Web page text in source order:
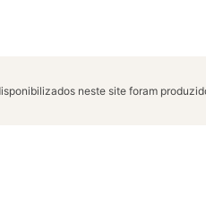
neste site foram